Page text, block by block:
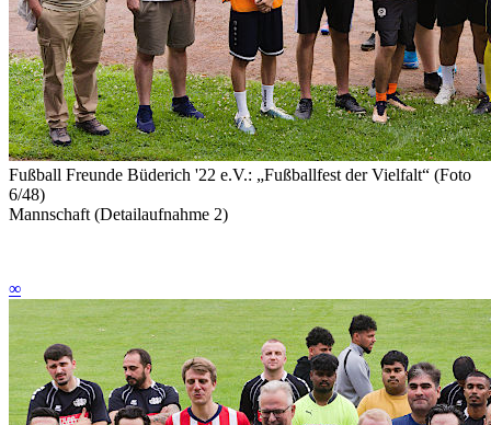
Fußball Freunde Büderich '22 e.V.: „Fußballfest der Vielfalt“ (Foto
6/48)
Mannschaft (Detailaufnahme 2)
∞